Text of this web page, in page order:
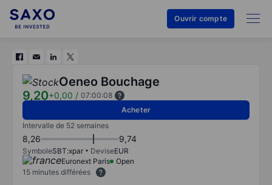
Ouvrir compte
Oeneo Bouchage
9,20+0,00 / 07:00:08
Acheter
Intervalle de 52 semaines
8,26 9,74
SymboleSBT:xpar DeviseEUR
Euronext Paris
Open
15 minutes différées